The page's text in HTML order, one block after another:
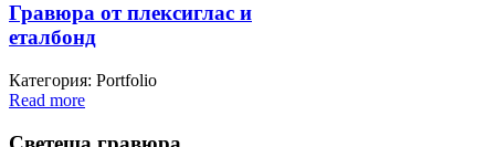
Гравюра от плексиглас и
еталбонд
Категория: Portfolio
Read more